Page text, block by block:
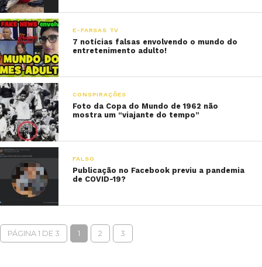
E-FARSAS TV
7 notícias falsas envolvendo o mundo do
entretenimento adulto!
CONSPIRAÇÕES
Foto da Copa do Mundo de 1962 não
mostra um “viajante do tempo”
FALSO
Publicação no Facebook previu a pandemia
de COVID-19?
PÁGINA 1 DE 3 1 2 3